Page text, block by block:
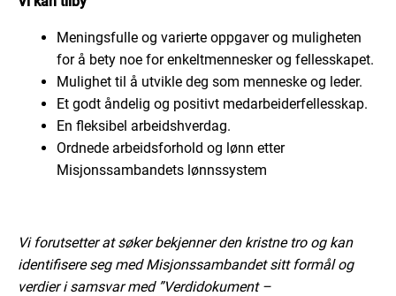
Meningsfulle og varierte oppgaver og muligheten
for å bety noe for enkeltmennesker og fellesskapet.
Mulighet til å utvikle deg som menneske og leder.
Et godt åndelig og positivt medarbeiderfellesskap.
En fleksibel arbeidshverdag.
Ordnede arbeidsforhold og lønn etter
Misjonssambandets lønnssystem
Vi forutsetter at søker bekjenner den kristne tro og kan
identifisere seg med Misjonssambandet sitt formål og
verdier i samsvar med ”Verdidokument –